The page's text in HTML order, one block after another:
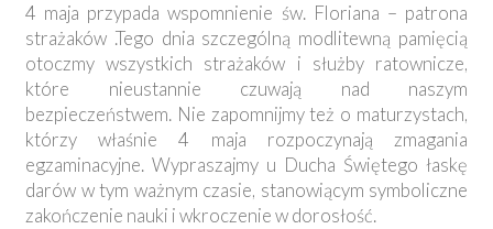
4 maja przypada wspomnienie św. Floriana – patrona
strażaków .Tego dnia szczególną modlitewną pamięcią
otoczmy wszystkich strażaków i służby ratownicze,
które nieustannie czuwają nad naszym
bezpieczeństwem. Nie zapomnijmy też o maturzystach,
którzy właśnie 4 maja rozpoczynają zmagania
egzaminacyjne. Wypraszajmy u Ducha Świętego łaskę
darów w tym ważnym czasie, stanowiącym symboliczne
zakończenie nauki i wkroczenie w dorosłość.